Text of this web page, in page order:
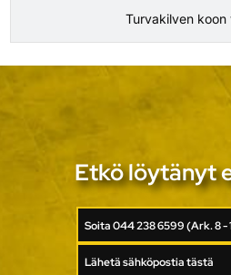
Turvakilven koon
Etkö löytänyt
Soita 044 238 6599 (Ark. 8 -
Lähetä sähköpostia tästä